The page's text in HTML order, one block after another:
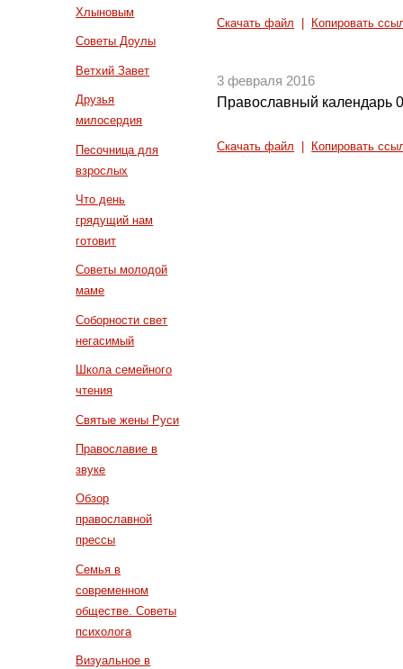
Хлыновым
Советы Доулы
Ветхий Завет
Друзья
милосердия
Песочница для
взрослых
Что день
грядущий нам
готовит
Советы молодой
маме
Соборности свет
негасимый
Школа семейного
чтения
Святые жены Руси
Православие в
звуке
Обзор
православной
прессы
Семья в
современном
обществе. Советы
психолога
Визуальное в
Скачать файл Копировать
3 февраля 2016
Православный календарь
Скачать файл Копировать